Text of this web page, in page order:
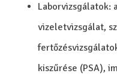
Laborvizsgálatok:
vizeletvizsgálat,
kiszűrése (PSA),